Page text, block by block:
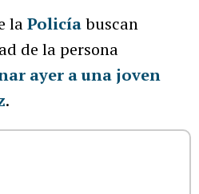
laPolicíabuscan
de la persona
ayer a una joven
.